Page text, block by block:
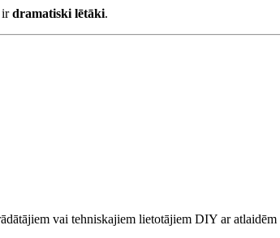
irdramatiski lētāki.
vai tehniskajiem lietotājiem DIY ar